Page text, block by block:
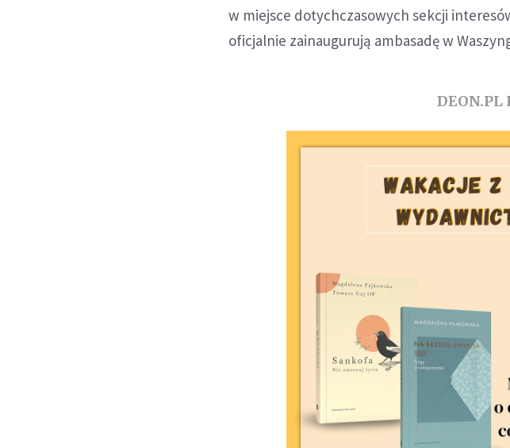
w miejsce dotychczasowych sekcji
oficjalnie zainaugurują ambasadę w
DEON.PL